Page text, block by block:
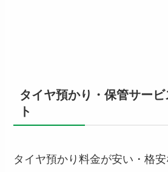
タイヤ預かり・保管サー
ト
タイヤ預かり料金が安い・格